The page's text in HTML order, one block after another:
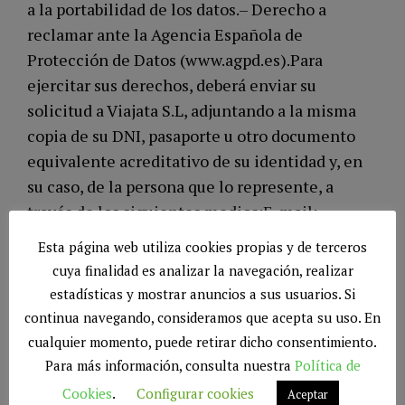
a la portabilidad de los datos.– Derecho a
reclamar ante la Agencia Española de
Protección de Datos (www.agpd.es).Para
ejercitar sus derechos, deberá enviar su
solicitud a Viajata S.L, adjuntando a la misma
copia de su DNI, pasaporte u otro documento
equivalente acreditativo de su identidad y, en
su caso, de la persona que lo represente, a
través de los siguientes medios:E-mail:
info@viajata.comCorreo postal: Avda. Juan
Pablo II, 19 B, 1º B Escalera 1ª – Edificio
Dávalos, 18014 Granada (España).
¿QUÉ COOKIES UTILIZAMOS Y PARA QUÉ?
A continuación, se presenta una explicación
Esta página web utiliza cookies propias y de terceros
cuya finalidad es analizar la navegación, realizar
estadísticas y mostrar anuncios a sus usuarios. Si
continua navegando, consideramos que acepta su uso. En
cualquier momento, puede retirar dicho consentimiento.
Para más información, consulta nuestra Política de
Cookies. Configurar cookies Aceptar